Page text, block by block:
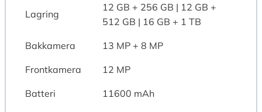
Lagring
12 GB + 256 GB | 12 GB +
512 GB | 16 GB + 1 TB
Bakkamera 13 MP + 8 MP
Frontkamera 12 MP
Batteri 11600 mAh